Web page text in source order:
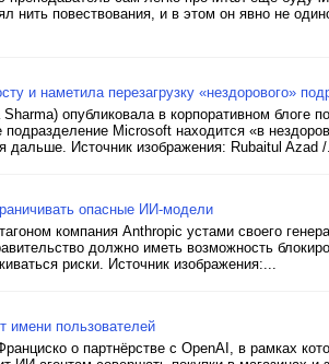
нить повествования, и в этом он явно не
и наметила перезагрузку «нездорового»
опубликовала в корпоративном блоге
Microsoft находится «в
дальше. Источник изображения: Rubaitul Azad
опасные ИИ-модели
компания Anthropic устами своего
должно иметь возможность
риски. Источник изображения:...
имени пользователей
о партнёрстве с OpenAI, в рамках